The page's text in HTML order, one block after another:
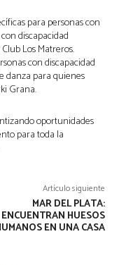
para personas con
discapacidad
Los Matreros.
con discapacidad
danza para quienes
Grana.
oportunidades
para toda la
Artículo siguiente
MAR DEL PLATA:
ENCUENTRAN HUESOS
EN UNA CASA